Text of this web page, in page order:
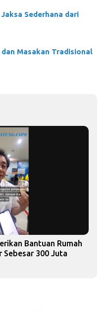
Sederhana dari
dan Masakan Tradisional
Bantuan Rumah
Sebesar 300 Juta